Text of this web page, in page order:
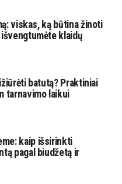
viskas, ką būtina žinoti
klaidų
batutą? Praktiniai
tarnavimo laikui
kaip išsirinkti
pagal biudžetą ir